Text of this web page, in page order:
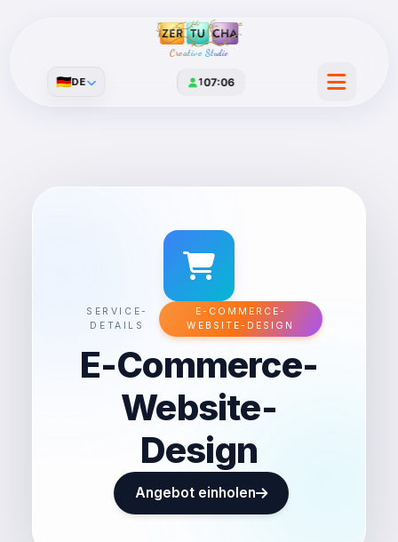
Creative Studio
107:06
🇩🇪DE
SERVICE-
DETAILS
E-COMMERCE-
WEBSITE-DESIGN
E-Commerce-
Website-
Design
Angebot einholen